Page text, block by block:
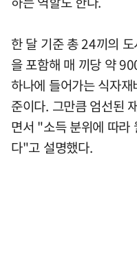
한 달 기준 총 24끼의
을 포함해 매 끼당 약
하나에 들어가는 식자
준이다. 그만큼 엄선된
면서 "소득 분위에 따라
다"고 설명했다.